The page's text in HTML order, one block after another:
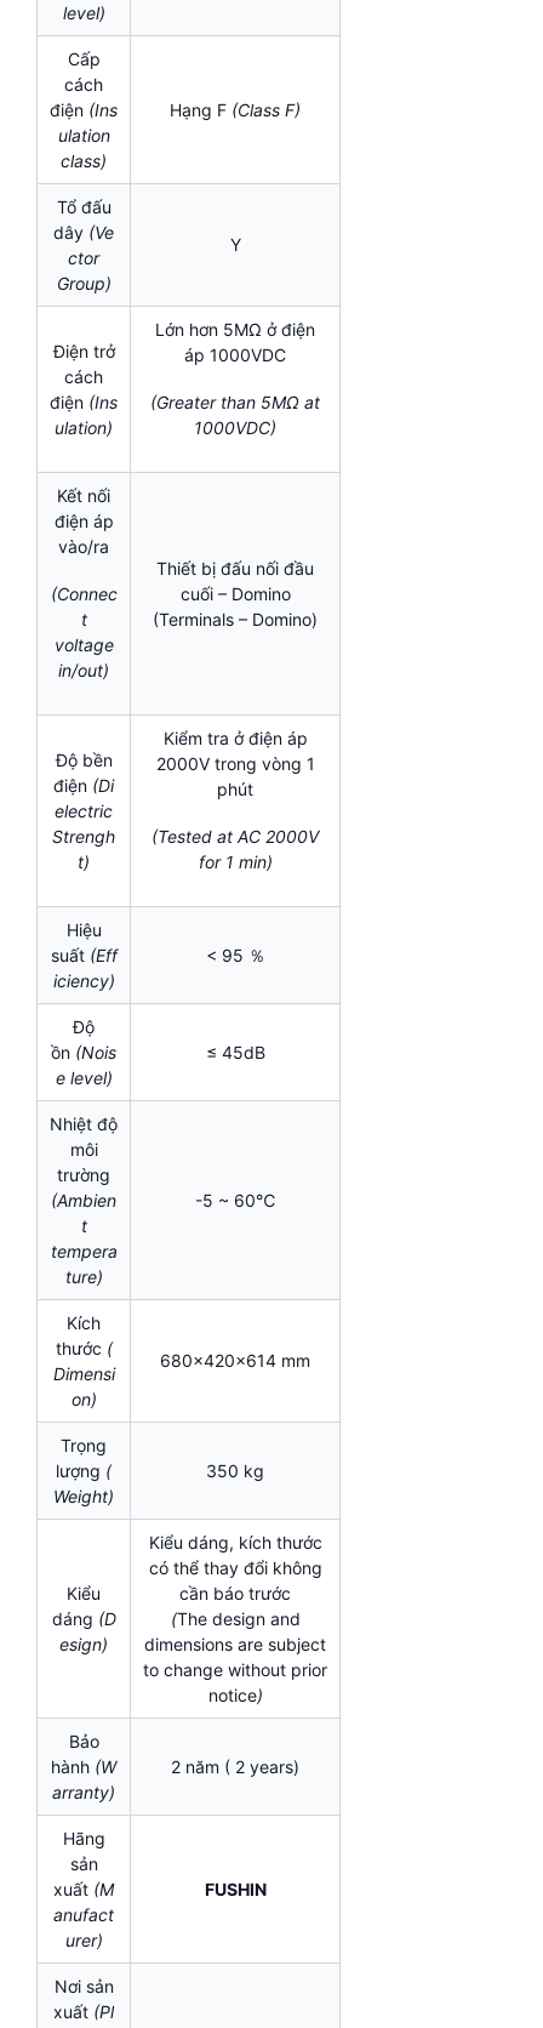
level)
Cấp
cách
điện (Ins
ulation
class)
Hạng F (Class F)
Tổ đấu
dây (Ve
ctor
Group)
Y
Điện trở
cách
điện (Ins
ulation)
Lớn hơn 5MΩ ở điện
áp 1000VDC
(Greater than 5MΩ at
1000VDC)
Kết nối
điện áp
vào/ra
(Connec
t
voltage
in/out)
Thiết bị đấu nối đầu
cuối – Domino
(Terminals – Domino)
Độ bền
điện (Di
electric
Strengh
t)
Kiểm tra ở điện áp
2000V trong vòng 1
phút
(Tested at AC 2000V
for 1 min)
Hiệu
suất (Eff
iciency)
< 95 ％
Độ
ồn (Nois
e level)
≤ 45dB
Nhiệt độ
môi
trường
(Ambien
t
tempera
ture)
-5 ~ 60℃
Kích
thước (
Dimensi
on)
680x420x614 mm
Trọng
lượng (
Weight)
350 kg
Kiểu
dáng (D
esign)
Kiểu dáng, kích thước
có thể thay đổi không
cần báo trước
(The design and
dimensions are subject
to change without prior
notice)
Bảo
hành (W
arranty)
2 năm ( 2 years)
Hãng
sản
xuất (M
anufact
urer)
FUSHIN
Nơi sản
xuất (Pl